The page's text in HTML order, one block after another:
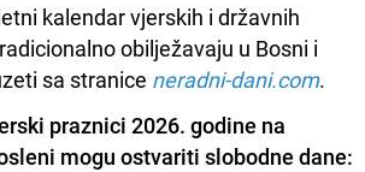
kalendar vjerskih i državnih
obilježavaju u Bosni i
sa stranice neradni-dani.com.
praznici 2026. godine na
mogu ostvariti slobodne dane: